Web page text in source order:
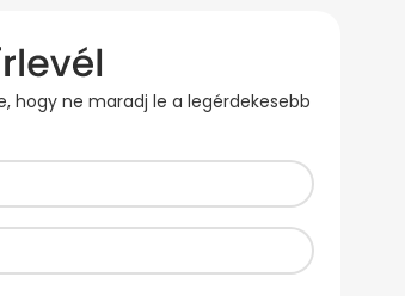
hogy ne maradj le a legérdekesebb